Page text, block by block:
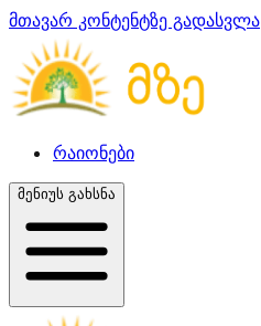
მთავარ კონტენტზე გადასვლა
რაიონები
მენიუს გახსნა